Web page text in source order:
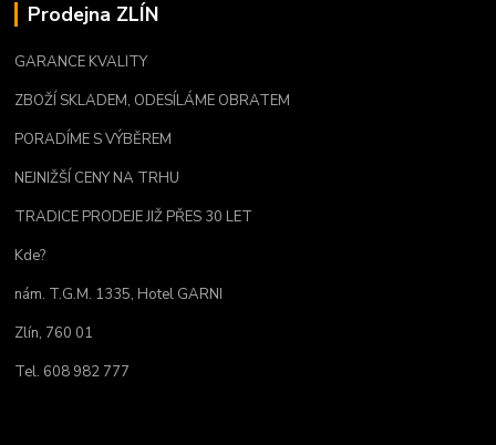
Prodejna ZLÍN
GARANCE KVALITY
ZBOŽÍ SKLADEM, ODESÍLÁME OBRATEM
PORADÍME S VÝBĚREM
NEJNIŽŠÍ CENY NA TRHU
TRADICE PRODEJE JIŽ PŘES 30 LET
Kde?
nám. T.G.M. 1335, Hotel GARNI
Zlín, 760 01
Tel. 608 982 777